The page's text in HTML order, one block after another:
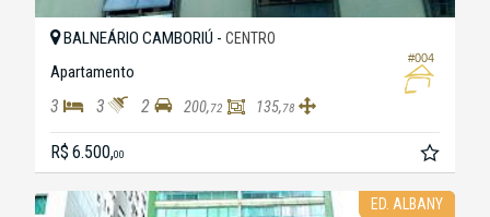
#004
BALNEÁRIO CAMBORIÚ - CENTRO
Apartamento
3 3 2 200,72 135,78
R$ 6.500,00
ED. ALBANY